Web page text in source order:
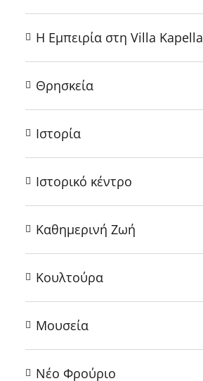
Η Εμπειρία στη Villa Kapella
Θρησκεία
Ιστορία
Ιστορικό κέντρο
Καθημερινή Ζωή
Κουλτούρα
Μουσεία
Νέο Φρούριο